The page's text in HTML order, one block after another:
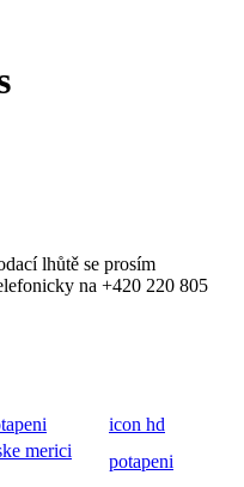
lhůtě se prosím
na +420 220 805
icon hd
merici
potapeni